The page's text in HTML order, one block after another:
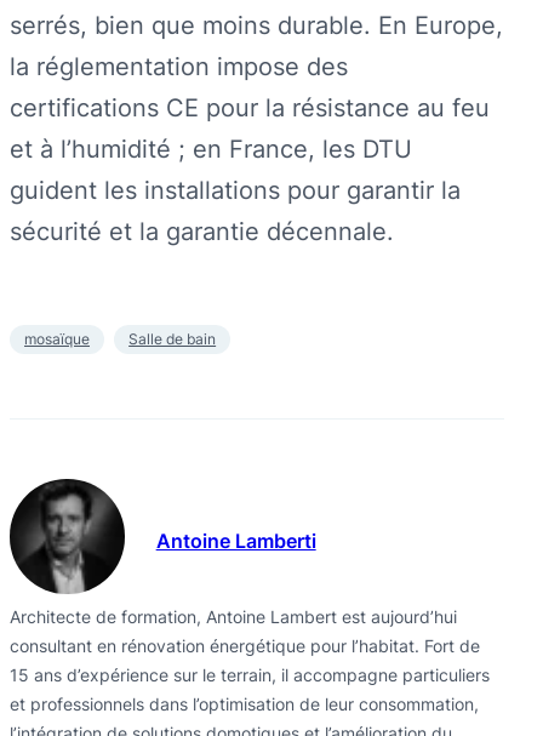
serrés, bien que moins durable. En Europe,
la réglementation impose des
certifications CE pour la résistance au feu
et à l’humidité ; en France, les DTU
guident les installations pour garantir la
sécurité et la garantie décennale.
mosaïque Salle de bain
Antoine Lamberti
Architecte de formation, Antoine Lambert est aujourd’hui
consultant en rénovation énergétique pour l’habitat. Fort de
15 ans d’expérience sur le terrain, il accompagne particuliers
et professionnels dans l’optimisation de leur consommation,